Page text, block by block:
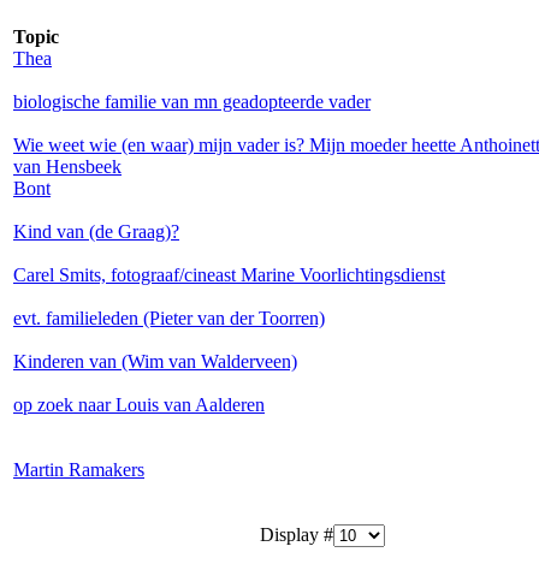
Topic
Thea
biologische familie van mn geadopteerde vader
Wie weet wie (en waar) mijn vader is? Mijn moeder heette
van Hensbeek
Bont
Kind van (de Graag)?
Carel Smits, fotograaf/cineast Marine Voorlichtingsdienst
evt. familieleden (Pieter van der Toorren)
Kinderen van (Wim van Walderveen)
op zoek naar Louis van Aalderen
Martin Ramakers
Display #